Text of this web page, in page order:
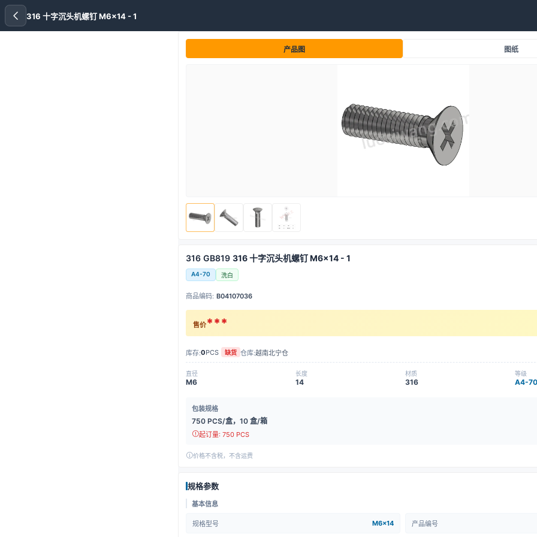
316 十字沉头机螺钉 M6x14 - 1
产品图 图纸
316 GB819 316 十字沉头机螺钉 M6x14 - 1
A4-70 洗白
商品编码: B04107036
售价***
库存:0PCS 缺货 仓库:越南北宁仓
直径
M6
长度
14
材质
316
等级
A4-70
包装规格
750 PCS/盒，10 盒/箱
起订量: 750 PCS
价格不含税，不含运费
规格参数
基本信息
规格型号 M6x14 产品编号